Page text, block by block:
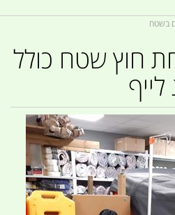
בשטח
חוץ שטח כולל